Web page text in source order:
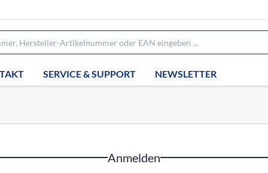
SERVICE & SUPPORT NEWSLETTER
Anmelden